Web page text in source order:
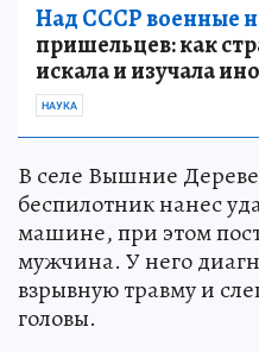
Над СССР военные
пришельцев: как
искала и изучала
НАУКА
В селе Вышние
беспилотник нанес
машине, при этом
мужчина. У него
взрывную травму и
головы.